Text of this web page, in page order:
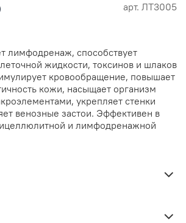
арт. ЛТ3005
лимфодренаж, способствует
жидкости, токсинов и шлаков
кровообращение, повышает
кожи, насыщает организм
укрепляет стенки
венозные застои. Эффективен в
и лимфодренажной